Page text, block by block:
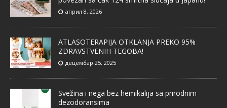
април 8, 2026
ATLASOTERAPIJA OTKLANJA PREKO 95%
ZDRAVSTVENIH TEGOBA!
децембар 25, 2025
Svežina i nega bez hemikalija sa prirodnim
dezodoransima